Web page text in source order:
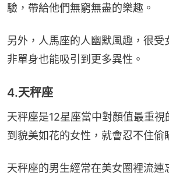
驗，帶給他們無窮無盡的樂趣。
另外，人馬座的人幽默風趣，很受
非單身也能吸引到更多異性。
4.天秤座
天秤座是12星座當中對顏值最重視
到貌美如花的女性，就會忍不住偷
天秤座的男生經常在美女圈裡流連